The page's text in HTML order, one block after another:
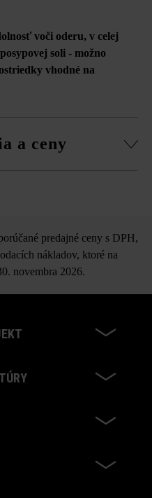
voči oderu, v celej
soli - možno
vhodné na
a ceny
predajné ceny s DPH,
nákladov, ktoré na
novembra 2026.